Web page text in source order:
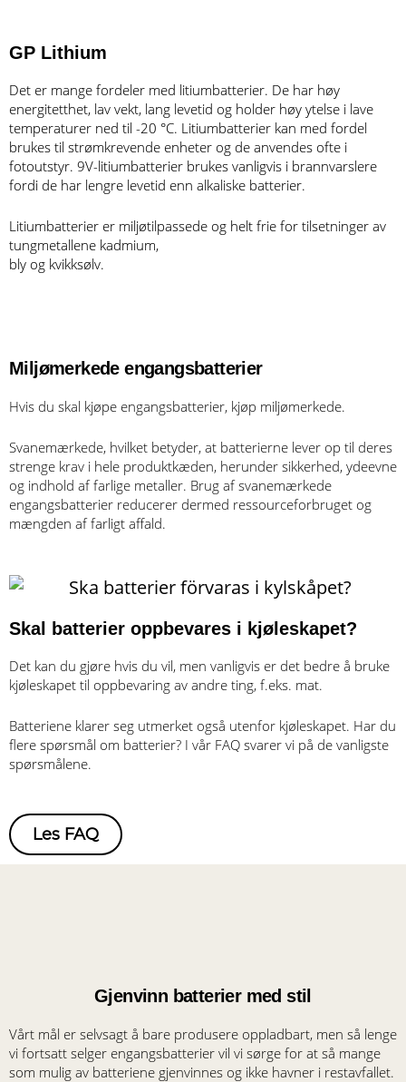
GP Lithium
Det er mange fordeler med litiumbatterier. De har høy
energitetthet, lav vekt, lang levetid og holder høy ytelse i lave
temperaturer ned til -20 °C. Litiumbatterier kan med fordel
brukes til strømkrevende enheter og de anvendes ofte i
fotoutstyr. 9V-litiumbatterier brukes vanligvis i brannvarslere
fordi de har lengre levetid enn alkaliske batterier.
Litiumbatterier er miljøtilpassede og helt frie for tilsetninger av
tungmetallene kadmium,
bly og kvikksølv.
Miljømerkede engangsbatterier
Hvis du skal kjøpe engangsbatterier, kjøp miljømerkede.
Svanemærkede, hvilket betyder, at batterierne lever op til deres
strenge krav i hele produktkæden, herunder sikkerhed, ydeevne
og indhold af farlige metaller. Brug af svanemærkede
engangsbatterier reducerer dermed ressourceforbruget og
mængden af farligt affald.
Skal batterier oppbevares i kjøleskapet?
Det kan du gjøre hvis du vil, men vanligvis er det bedre å bruke
kjøleskapet til oppbevaring av andre ting, f.eks. mat.
Batteriene klarer seg utmerket også utenfor kjøleskapet. Har du
flere spørsmål om batterier? I vår FAQ svarer vi på de vanligste
spørsmålene.
Les FAQ
Gjenvinn batterier med stil
Vårt mål er selvsagt å bare produsere oppladbart, men så lenge
vi fortsatt selger engangsbatterier vil vi sørge for at så mange
som mulig av batteriene gjenvinnes og ikke havner i restavfallet.